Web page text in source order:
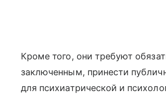
Кроме того, они требуют
заключенным, принести
для психиатрической и